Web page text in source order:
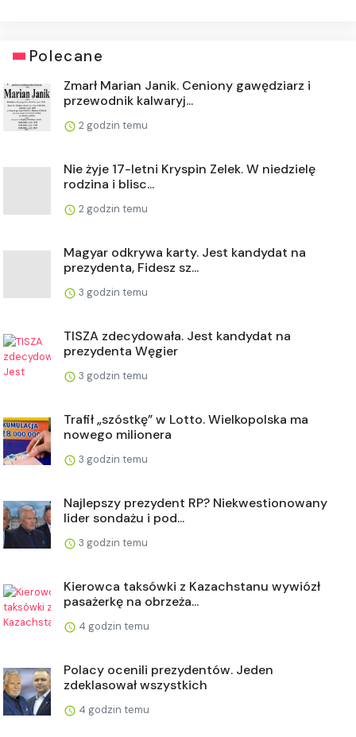
Polecane
Zmarł Marian Janik. Ceniony gawędziarz i
przewodnik kalwaryj...
2 godzin temu
Nie żyje 17-letni Kryspin Zelek. W niedzielę
rodzina i blisc...
2 godzin temu
Magyar odkrywa karty. Jest kandydat na
prezydenta, Fidesz sz...
3 godzin temu
TISZA zdecydowała. Jest kandydat na
prezydenta Węgier
3 godzin temu
Trafił „szóstkę” w Lotto. Wielkopolska ma
nowego milionera
3 godzin temu
Najlepszy prezydent RP? Niekwestionowany
lider sondażu i pod...
3 godzin temu
Kierowca taksówki z Kazachstanu wywiózł
pasażerkę na obrzeża...
4 godzin temu
Polacy ocenili prezydentów. Jeden
zdeklasował wszystkich
4 godzin temu